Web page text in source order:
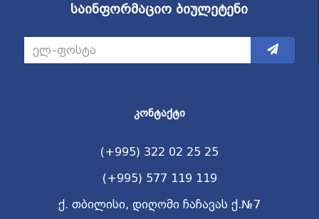
საინფორმაციო ბიულეტენი
ᲙᲝᲜᲢᲐᲥᲢᲘ
(+995) 322 02 25 25
(+995) 577 119 119
ქ. თბილისი, დიღომი ჩაჩავას ქ.№7